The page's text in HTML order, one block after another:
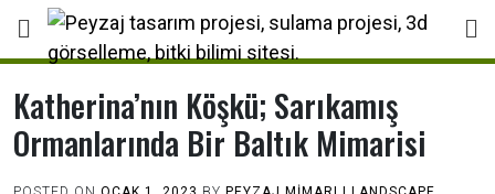
content
Katherina’nın Köşkü; Sarıkamış
Ormanlarında Bir Baltık Mimarisi